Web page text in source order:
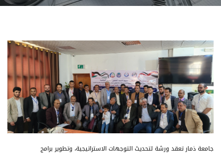
جامعة ذمار تعقد ورشة لتحديث التوجهات الاستراتيجية، وتطوير برامج